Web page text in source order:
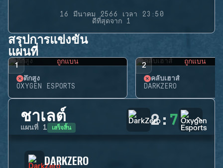
16 มีนาคม 2566 เวลา 23:50
ดีที่สุดจาก 1
สรุปการแข่งขัน
แผนที่
1 ถูกแบน
ตึกสูง
OXYGEN ESPORTS
2 ถูกแบน
คลับเฮาส์
DARKZERO
ชาเลต์
แผนที่ 1 เสร็จสิ้น 2: 7
DARKZERO